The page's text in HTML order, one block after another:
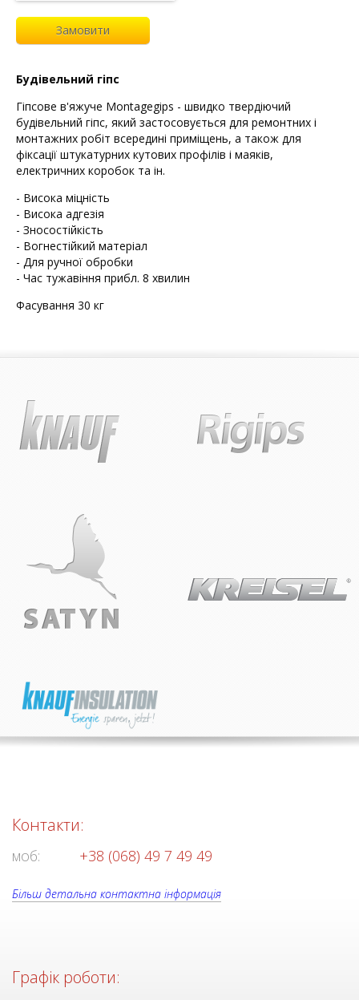
Замовити
Будівельний гіпс
Гіпсове в'яжуче Montagegips - швидко твердіючий
будівельний гіпс, який застосовується для ремонтних і
монтажних робіт всередині приміщень, а також для
фіксації штукатурних кутових профілів і маяків,
електричних коробок та ін.
- Висока міцність
- Висока адгезія
- Зносостійкість
- Вогнестійкий матеріал
- Для ручної обробки
- Час тужавіння прибл. 8 хвилин
Фасування 30 кг
Контакти:
моб: +38 (068) 49 7 49 49
Більш детальна контактна інформація
Графік роботи: